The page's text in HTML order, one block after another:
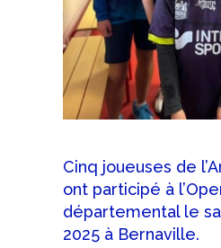
Cinq joueuses de
ont participé à
départemental le
2025 à Bernaville.